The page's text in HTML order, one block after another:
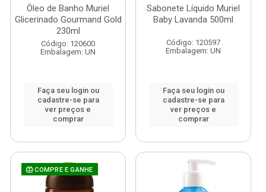
Óleo de Banho Muriel
Glicerinado Gourmand Gold
230ml
Código: 120600
Embalagem: UN
Faça seu login ou
cadastre-se para
ver preços e
comprar
Sabonete Líquido Muriel
Baby Lavanda 500ml
Código: 120597
Embalagem: UN
Faça seu login ou
cadastre-se para
ver preços e
comprar
COMPRE E GANHE